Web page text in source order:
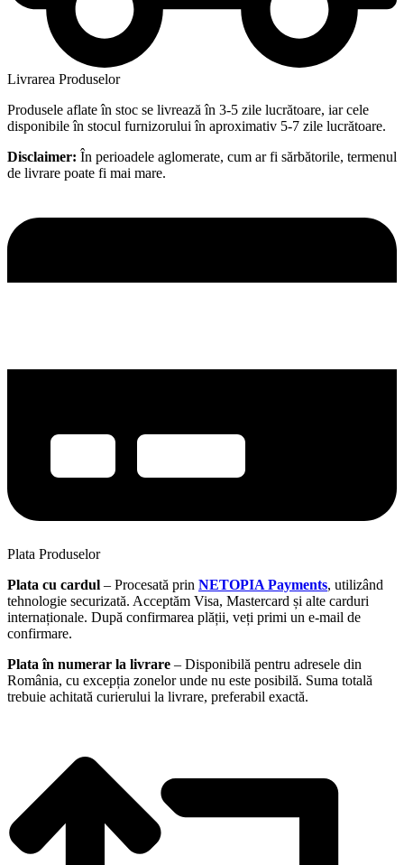
Livrarea Produselor
Produsele aflate în stoc se livrează în 3-5 zile lucrătoare, iar cele
disponibile în stocul furnizorului în aproximativ 5-7 zile lucrătoare.
Disclaimer: În perioadele aglomerate, cum ar fi sărbătorile, termenul
de livrare poate fi mai mare.
Plata Produselor
Plata cu cardul – Procesată prin NETOPIA Payments, utilizând
tehnologie securizată. Acceptăm Visa, Mastercard și alte carduri
internaționale. După confirmarea plății, veți primi un e-mail de
confirmare.
Plata în numerar la livrare – Disponibilă pentru adresele din
România, cu excepția zonelor unde nu este posibilă. Suma totală
trebuie achitată curierului la livrare, preferabil exactă.